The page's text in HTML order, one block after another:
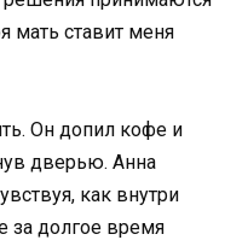
мать ставит меня
Он допил кофе и
дверью. Анна
как внутри
за долгое время